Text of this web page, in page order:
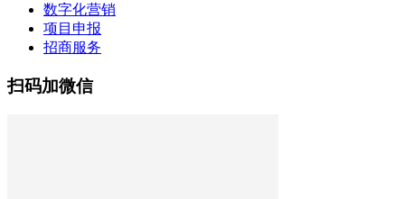
数字化营销
项目申报
招商服务
扫码加微信